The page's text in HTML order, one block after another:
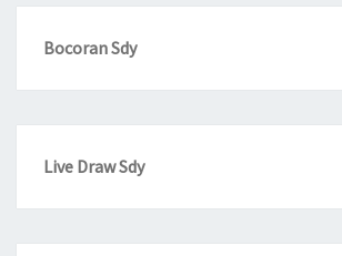
Bocoran Sdy
Live Draw Sdy